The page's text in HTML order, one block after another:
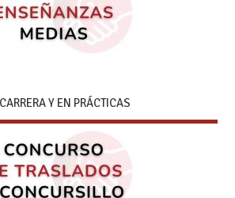
Y EN PRÁCTICAS